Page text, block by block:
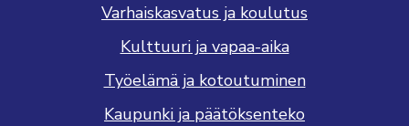
Varhaiskasvatus ja koulutus
Kulttuuri ja vapaa-aika
Työelämä ja kotoutuminen
Kaupunki ja päätöksenteko